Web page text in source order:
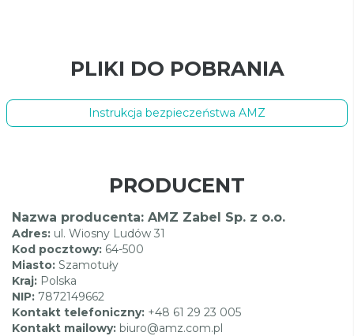
PLIKI DO POBRANIA
Instrukcja bezpieczeństwa AMZ
PRODUCENT
Nazwa producenta: AMZ Zabel Sp. z o.o.
Adres: ul. Wiosny Ludów 31
Kod pocztowy: 64-500
Miasto: Szamotuły
Kraj: Polska
NIP: 7872149662
Kontakt telefoniczny: +48 61 29 23 005
Kontakt mailowy: biuro@amz.com.pl